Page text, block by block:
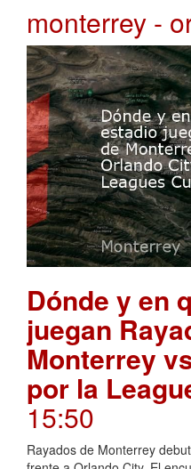
monterrey -
Dónde y en
juegan
Monterrey
por la
15:50
Rayados de Monterrey